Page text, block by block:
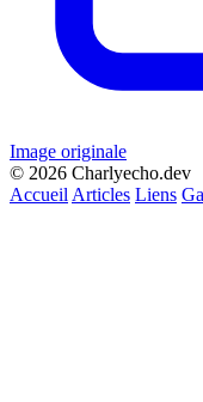
Image originale
© 2026 Charlyecho.dev
Accueil Articles Liens